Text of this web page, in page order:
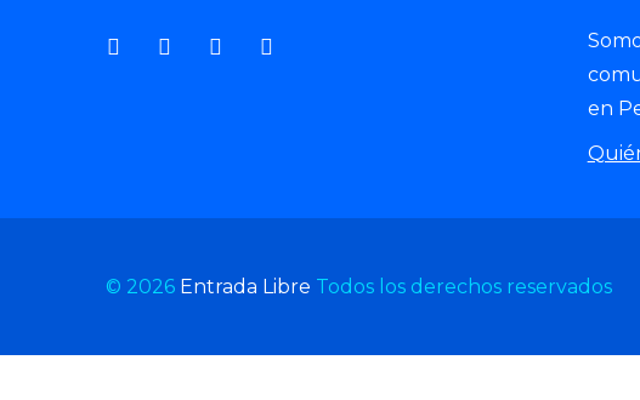
en
© 2026 Entrada Libre Todos los derechos reservados